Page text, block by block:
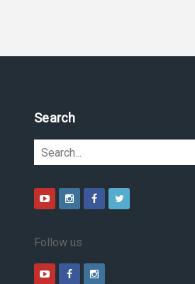
Search
Follow us